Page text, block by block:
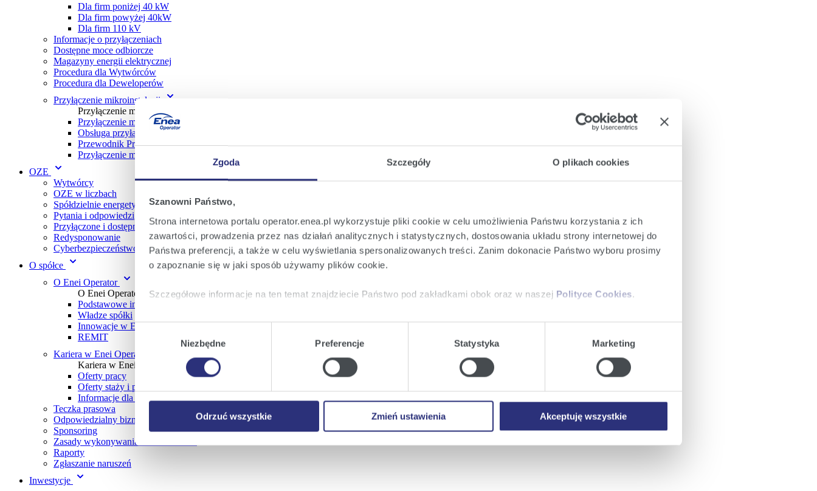
Zgoda Szczegóły O plikach cookies
Szanowni Państwo,
Strona internetowa portalu operator.enea.pl wykorzystuje pliki cookie w celu umożliwienia Państwu korzystania z ich
zawartości, prowadzenia przez nas działań analitycznych i statystycznych, dostosowania układu strony internetowej do
Państwa preferencji, a także w celu wyświetlania spersonalizowanych treści. Zanim dokonacie Państwo wyboru prosimy
o zapoznanie się w jaki sposób używamy plików cookie.
Szczegółowe informacje na ten temat znajdziecie Państwo pod zakładkami obok oraz w naszej Polityce Cookies.
KlikającAkceptuję wszystkiewyrażają Państwo zgodę na umieszczenie wszystkich rodzajów plików cookie z
których korzystamy, na Państwa urządzeniu.
Zmień ustawienia
, możecie Państwo wybrać jakie rodzaje plików cookie będziemy umieszczać w Państwa
urządzeniu.
Wybór
Niezbędne Preferencje Statystyka Marketing
Odrzuć wszystkie Zmień ustawienia Akceptuję wszystkie
Dla firm poniżej 40 kW
Dla firm powyżej 40kW
Dla firm 110 kV
Informacje o przyłączeniach
Dostępne moce odbiorcze
Magazyny energii elektrycznej
Procedura dla Wytwórc ów
Procedura dla Deweloperów
Przyłączenie mikroinstalacji
Przyłączenie mikroinstalacji
Przyłączenie mikroinstalacji w trybie zgłoszenia
Obsługa przyłączania mikroinstalacji
Przewodnik Prosumenta w gospodarstwie domowym
Przyłączenie mikroinstalacji w trybie z określeniem warunków przyłączenia
OZE
Wytwórcy
OZE w liczbach
Spółdzielnie energetyczne
Pytania i odpowiedzi
Przyłączone i dostępne moce OZE
Redysponowanie
Cyberbezpieczeństwo
O spółce
O Enei Operator
O Enei Operator
Podstawowe informacje
Władze spółki
Innowacje w Enei Operator
REMIT
Kariera w Enei Operator
Kariera w Enei Operator
Oferty pracy
Oferty staży i praktyk
Informacje dla uczniów i studentów
Teczka prasowa
Odpowiedzialny biznes
Sponsoring
Zasady wykonywania lotów dronami
Raporty
Zgłaszanie naruszeń
Inwestycje